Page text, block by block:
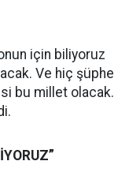
için biliyoruz
Ve hiç şüphe
bu millet olacak.